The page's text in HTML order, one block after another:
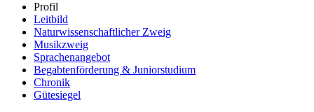
Profil
Leitbild
Naturwissenschaftlicher Zweig
Musikzweig
Sprachenangebot
Begabtenförderung & Juniorstudium
Chronik
Gütesiegel